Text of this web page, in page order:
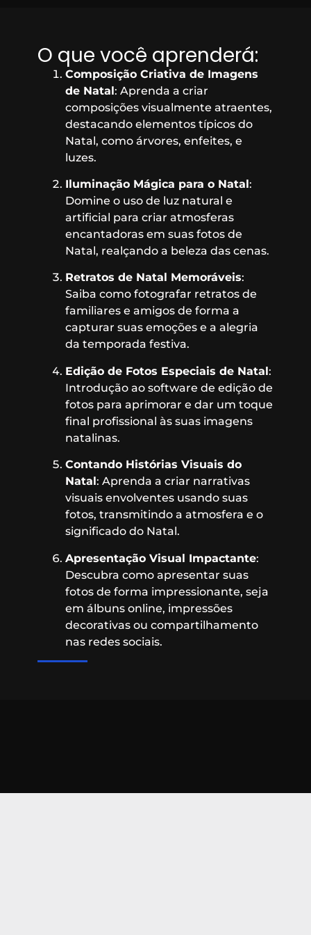
O que você aprenderá:
Composição Criativa de Imagens
de Natal: Aprenda a criar
composições visualmente atraentes,
destacando elementos típicos do
Natal, como árvores, enfeites, e
luzes.
Iluminação Mágica para o Natal:
Domine o uso de luz natural e
artificial para criar atmosferas
encantadoras em suas fotos de
Natal, realçando a beleza das cenas.
Retratos de Natal Memoráveis:
Saiba como fotografar retratos de
familiares e amigos de forma a
capturar suas emoções e a alegria
da temporada festiva.
Edição de Fotos Especiais de Natal:
Introdução ao software de edição de
fotos para aprimorar e dar um toque
final profissional às suas imagens
natalinas.
Contando Histórias Visuais do
Natal: Aprenda a criar narrativas
visuais envolventes usando suas
fotos, transmitindo a atmosfera e o
significado do Natal.
Apresentação Visual Impactante:
Descubra como apresentar suas
fotos de forma impressionante, seja
em álbuns online, impressões
decorativas ou compartilhamento
nas redes sociais.